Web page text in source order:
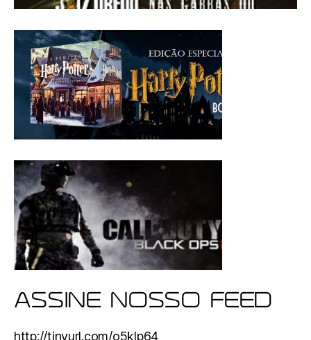
ASSINE NOSSO FEED
http://tinyurl.com/o5klp64